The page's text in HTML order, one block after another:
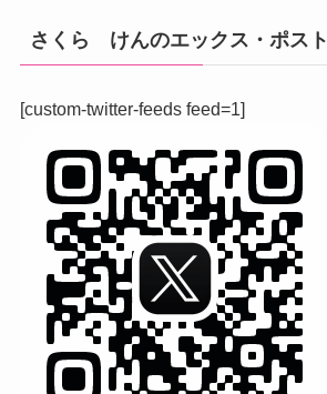
さくら けんのエックス・ポスト
[custom-twitter-feeds feed=1]